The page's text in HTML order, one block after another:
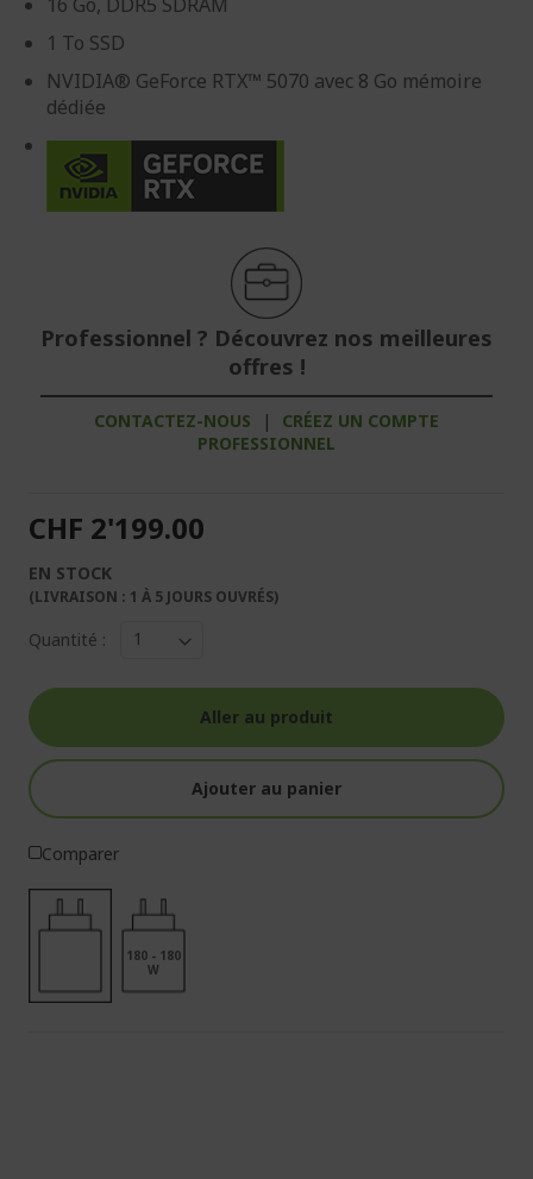
1 To SSD
NVIDIA® GeForce RTX™ 5070 avec 8 Go mémoire
dédiée
Professionnel ? Découvrez nos meilleures
offres !
CONTACTEZ-NOUS |
CRÉEZ UN COMPTE
PROFESSIONNEL
CHF 2'199.00
EN STOCK
(LIVRAISON : 1 À 5 JOURS OUVRÉS)
Quantité :
Aller au produit
Ajouter au panier
Comparer
180 - 180
W